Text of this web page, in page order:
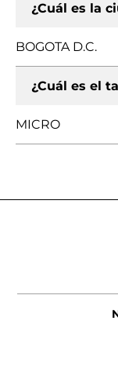
¿Cuál es la
BOGOTA D.C.
¿Cuál es el
MICRO